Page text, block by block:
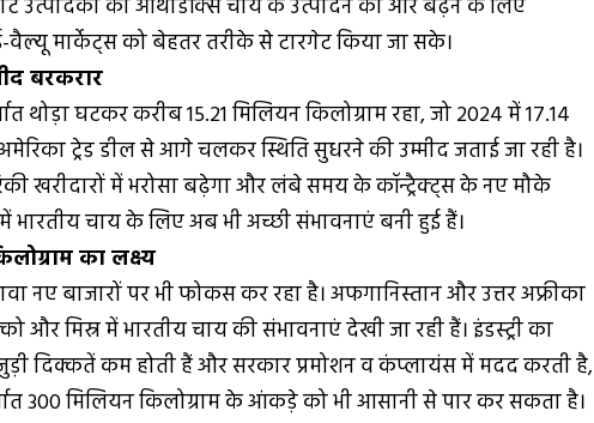
उत्पादकों को ऑर्थोडॉक्स चाय के उत्पादन की ओर बढ़ने के लिए
वैल्यू मार्केट्स को बेहतर तरीके से टारगेट किया जा सके।
बरकरार
थोड़ा घटकर करीब 15.21 मिलियन किलोग्राम रहा, जो 2024 में 17.14
ट्रेड डील से आगे चलकर स्थिति सुधरने की उम्मीद जताई जा रही है।
खरीदारों में भरोसा बढ़ेगा और लंबे समय के कॉन्ट्रैक्ट्स के नए मौके
भारतीय चाय के लिए अब भी अच्छी संभावनाएं बनी हुई हैं।
का लक्ष्य
नए बाजारों पर भी फोकस कर रहा है। अफगानिस्तान और उत्तर अफ्रीका
और मिस्र में भारतीय चाय की संभावनाएं देखी जा रही हैं। इंडस्ट्री का
दिक्कतें कम होती हैं और सरकार प्रमोशन व कंप्लायंस में मदद करती है,
300 मिलियन किलोग्राम के आंकड़े को भी आसानी से पार कर सकता है।